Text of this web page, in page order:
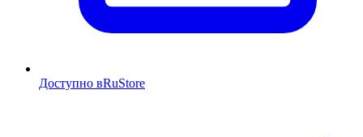
Доступно вRuStore